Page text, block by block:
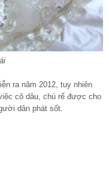
ra năm 2012, tuy nhiên
cô dâu, chú rể được cho
dân phát sốt.